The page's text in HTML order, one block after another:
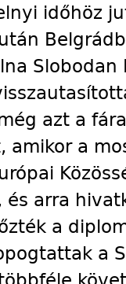
időhöz
Slobodan
azt a
a
arra
a
a